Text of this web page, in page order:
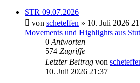
STR 09.07.2026
von scheteffen » 10. Juli 2026
Movements und Highlights aus
0 Antworten
574 Zugriffe
Letzter Beitrag von
10. Juli 2026 21:37